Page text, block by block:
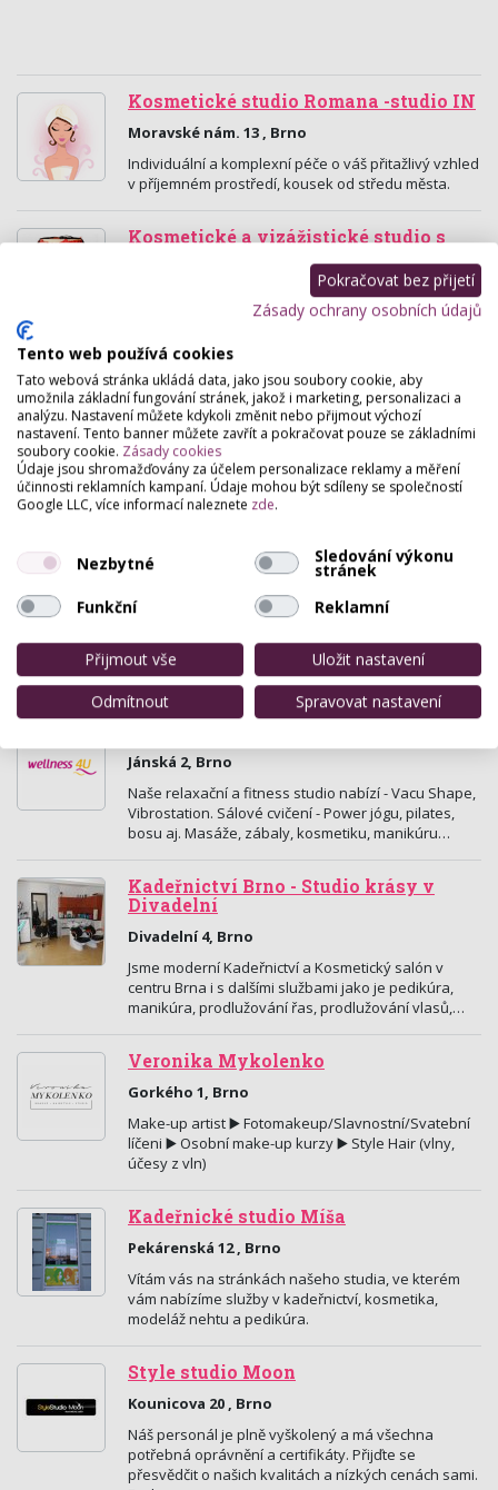
Kosmetické studio Romana -studio IN
Moravské nám. 13 , Brno
Individuální a komplexní péče o váš přitažlivý vzhled
v příjemném prostředí, kousek od středu města.
Kosmetické a vizážistické studio s
Studio mistryně ČR v make-upu Ilony Pavlatové
fotografování a kosmetiky. Prodej profesionální
kosmetiky TANA…
TANA Cosmetics CZ
Sukova 4, Brno
Ilona Pavlatová. výhradní distributor TANA
Cosmetics pro ČR. Profesionální barvy na řasy a
egyptská…
Black Cat
Dunajská 5, Brno
Modelace nehtů, manikúra, zdobení nehtů.
Jánská 2, Brno
Naše relaxační a fitness studio nabízí - Vacu Shape,
Vibrostation. Sálové cvičení - Power jógu, pilates,
bosu aj. Masáže, zábaly, kosmetiku, manikúru…
Kadeřnictví Brno - Studio krásy v
Divadelní
Divadelní 4, Brno
Jsme moderní Kadeřnictví a Kosmetický salón v
centru Brna i s dalšími službami jako je pedikúra,
manikúra, prodlužování řas, prodlužování vlasů,…
Veronika Mykolenko
Gorkého 1, Brno
Make-up artist ▶️ Fotomakeup/Slavnostní/Svatební
líčeni ▶️ Osobní make-up kurzy ▶️ Style Hair (vlny,
účesy z vln)
Kadeřnické studio Míša
Pekárenská 12 , Brno
Vítám vás na stránkách našeho studia, ve kterém
vám nabízíme služby v kadeřnictví, kosmetika,
modeláž nehtu a pedikúra.
Style studio Moon
Kounicova 20 , Brno
Náš personál je plně vyškolený a má všechna
potřebná oprávnění a certifikáty. Přijďte se
přesvědčit o našich kvalitách a nízkých cenách sami.
Pokračovat bez přijetí
Zásady ochrany osobních údajů
Tento web používá cookies
Tato webová stránka ukládá data, jako jsou soubory cookie, aby
umožnila základní fungování stránek, jakož i marketing, personalizaci a
analýzu. Nastavení můžete kdykoli změnit nebo přijmout výchozí
nastavení. Tento banner můžete zavřít a pokračovat pouze se základními
soubory cookie. Zásady cookies
Údaje jsou shromažďovány za účelem personalizace reklamy a měření
účinnosti reklamních kampaní. Údaje mohou být sdíleny se společností
Google LLC, více informací naleznete zde.
Nezbytné Sledování výkonu
stránek
Funkční
Reklamní
Přijmout vše
Uložit nastavení
Odmítnout
Spravovat nastavení